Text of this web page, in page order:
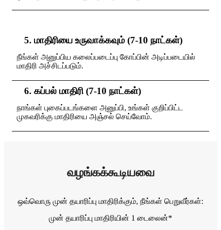
5. மாதிரியை உருவாக்கவும் (7-10 நாட்கள்)
நீங்கள் அனுப்பிய கலைப்படைப்பு கோப்பின் அடிப்படையில்
மாதிரி அச்சிடப்படும்.
6. கப்பல் மாதிரி (7-10 நாட்கள்)
நாங்கள் புகைப்படங்களை அனுப்பி, உங்கள் குறிப்பிட்ட
முகவரிக்கு மாதிரியை அஞ்சல் செய்வோம்.
வழங்கக்கூடியவை
ஒவ்வொரு முன் தயாரிப்பு மாதிரிக்கும், நீங்கள் பெறுவீர்கள்:
முன் தயாரிப்பு மாதிரியின் 1 டைலைன்*